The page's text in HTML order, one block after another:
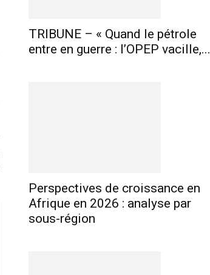
TRIBUNE – « Quand le pétrole
entre en guerre : l’OPEP vacille,...
Perspectives de croissance en
Afrique en 2026 : analyse par
sous-région